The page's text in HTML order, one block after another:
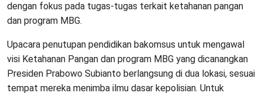
dengan fokus pada tugas-tugas terkait ketahanan pangan
dan program MBG.
Upacara penutupan pendidikan bakomsus untuk mengawal
visi Ketahanan Pangan dan program MBG yang dicanangkan
Presiden Prabowo Subianto berlangsung di dua lokasi, sesuai
tempat mereka menimba ilmu dasar kepolisian. Untuk